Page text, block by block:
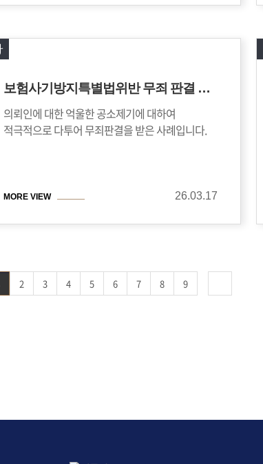
보험사기방지특별법위반 무죄 판결 사례
의뢰인에 대한 억울한 공소제기에 대하여
적극적으로 다투어 무죄판결을 받은 사례입니다.
MORE VIEW 26.03.17
2 3 4 5 6 7 8 9